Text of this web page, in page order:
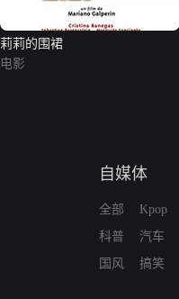
莉莉的围裙
电影
自媒体
全部
科普
国风
Kpop
汽车
搞笑